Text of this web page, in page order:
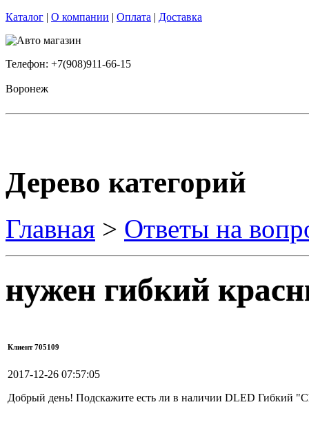
Каталог | О компании | Оплата | Доставка
Телефон: +7(908)911-66-15
Воронеж
Дерево категорий
Главная > Ответы на
нужен гибкий
Клиент 705109
2017-12-26 07:57:05
Добрый день! Подскажите есть ли в наличии DLED Гибкий